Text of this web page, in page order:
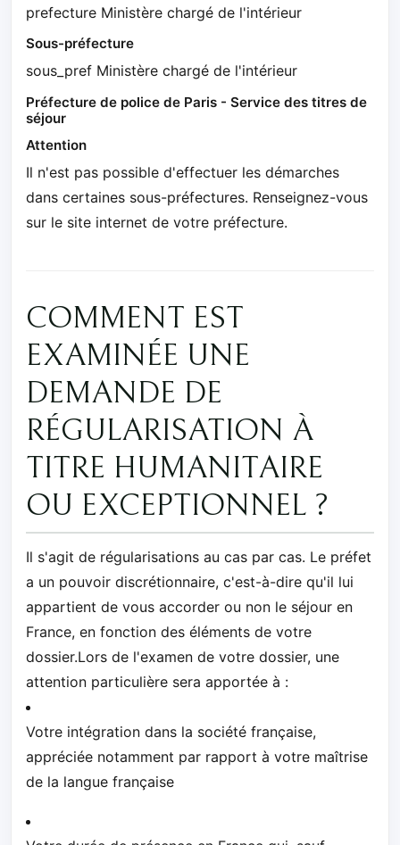
prefecture Ministère chargé de l'intérieur
Sous-préfecture
sous_pref Ministère chargé de l'intérieur
Préfecture de police de Paris - Service des titres de
séjour
Attention
Il n'est pas possible d'effectuer les démarches
dans certaines sous-préfectures. Renseignez-vous
sur le site internet de votre préfecture.
COMMENT EST
EXAMINÉE UNE
DEMANDE DE
RÉGULARISATION À
TITRE HUMANITAIRE
OU EXCEPTIONNEL ?
Il s'agit de régularisations au cas par cas. Le préfet
a un pouvoir discrétionnaire, c'est-à-dire qu'il lui
appartient de vous accorder ou non le séjour en
France, en fonction des éléments de votre
dossier.Lors de l'examen de votre dossier, une
attention particulière sera apportée à :
Votre intégration dans la société française,
appréciée notamment par rapport à votre maîtrise
de la langue française